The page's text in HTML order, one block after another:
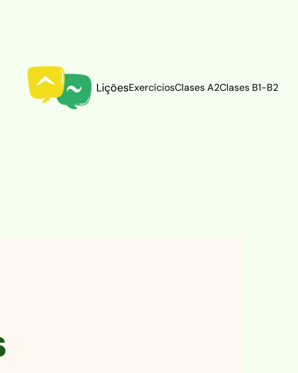
LiçõesExercíciosClases A2Clases B1-B2